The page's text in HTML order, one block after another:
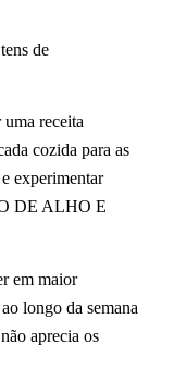
de
uma receita
cozida para as
experimentar
DE ALHO E
em maior
longo da semana
aprecia os